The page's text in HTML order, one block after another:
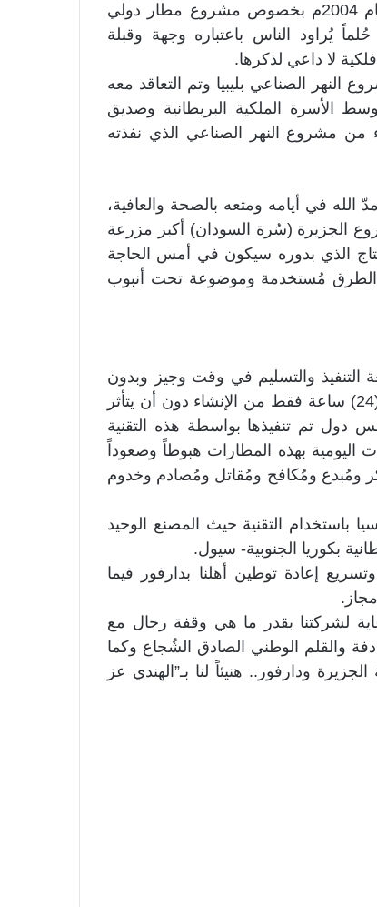
“الإكزاندر سيفري” الذي سبق له أن زار السودان في العام 2004م بخصوص مشروع مطار دولي
يُراود الناس باعتباره وجهة وقبلة
لا داعي لذكرها.
الصناعي بليبيا وتم التعاقد معه
الأسرة الملكية البريطانية وصديق
من مشروع النهر الصناعي الذي نفذته
في أيامه ومتعه بالصحة والعافية،
الجزيرة (سُرة السودان) أكبر مزرعة
الذي بدوره سيكون في أمس الحاجة
الطرق مُستخدمة وموضوعة تحت أنبوب
التنفيذ والتسليم في وقت وجيز وبدون
مُماحكات والتي يُمكن للدبابة المُجنزرة أن تسير عليها بعد (24) ساعة فقط من الإنشاء دون أن يتأثر
تم تنفيذها بواسطة هذه التقنية
اليومية بهذه المطارات هبوطاً وصعوداً
ومُبدع ومُكافح ومُقاتل ومُصادم وخدوم
باستخدام التقنية حيث المصنع الوحيد
إعادة توطين أهلنا بدارفور فيما
لشركتنا بقدر ما هي وقفة رجال مع
والقلم الوطني الصادق الشُجاع وكما
ودارفور.. هنيئاً لنا بـ”الهندي عز